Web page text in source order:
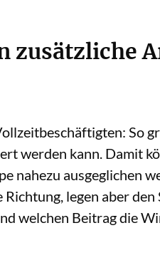
zusätzliche
So
werden kann. Damit
nahezu ausgeglichen
legen aber
welchen Beitrag die